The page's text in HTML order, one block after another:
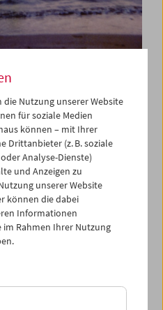
Blick
der
2)
Collection on Screen
aus unserer
(von Buñuel, Stroheim,
Kurosawa, Chabrol,
und Lynch bis zu
Filmkopien. Der Bogen
die Nutzung unserer Website
für soziale Medien
können – mit Ihrer
Drittanbieter (z. B. soziale
Analyse-Dienste)
und Anzeigen zu
unserer Website
können die dabei
Informationen
Rahmen Ihrer Nutzung